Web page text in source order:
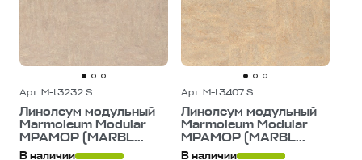
Арт. M-t3232 S
Линолеум модульный
Marmoleum Modular
МРАМОР (MARBL...
В наличии
Арт. M-t3407 S
Линолеум модульный
Marmoleum Modular
МРАМОР (MARBL...
В наличии